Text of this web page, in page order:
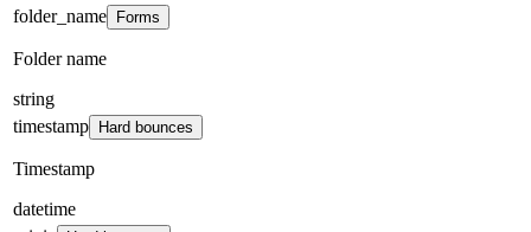
folder_name
Forms
Folder name
string
timestamp
Hard bounces
Timestamp
datetime